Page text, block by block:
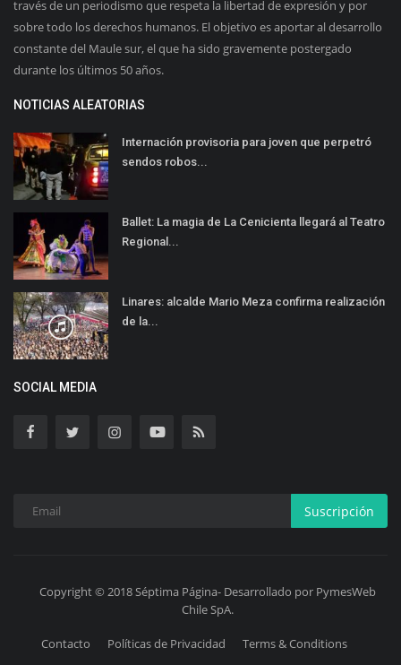
través de un periodismo que respeta la libertad de expresión y por
sobre todo los derechos humanos. El objetivo es aportar al desarrollo
constante del Maule sur, el que ha sido gravemente postergado
durante los últimos 50 años.
NOTICIAS ALEATORIAS
Internación provisoria para joven que perpetró
sendos robos...
Ballet: La magia de La Cenicienta llegará al Teatro
Regional...
Linares: alcalde Mario Meza confirma realización
de la...
SOCIAL MEDIA
Suscripción
Copyright © 2018 Séptima Página- Desarrollado por PymesWeb
Chile SpA.
Contacto Políticas de Privacidad Terms & Conditions